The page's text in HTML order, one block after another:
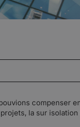
compenser
la sur